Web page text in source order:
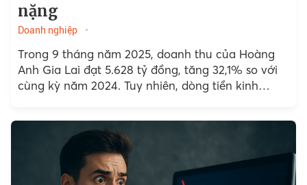
nặng
Doanh nghiệp
Trong 9 tháng năm 2025, doanh thu của Hoàng
Anh Gia Lai đạt 5.628 tỷ đồng, tăng 32,1% so với
cùng kỳ năm 2024. Tuy nhiên, dòng tiền kinh